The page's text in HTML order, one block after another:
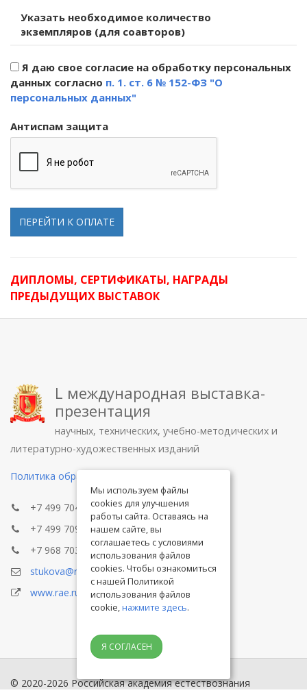
Указать необходимое количество
экземпляров (для соавторов)
Я даю свое согласие на обработку персональных
данных согласно п. 1. ст. 6 № 152-ФЗ "О
персональных данных"
Антиспам защита
ПЕРЕЙТИ К ОПЛАТЕ
ДИПЛОМЫ, СЕРТИФИКАТЫ, НАГРАДЫ
ПРЕДЫДУЩИХ ВЫСТАВОК
L международная выставка-
презентация
научных, технических, учебно-методических и
литературно-художественных изданий
Политика обработки персональных данных
+7 499 704-1341
+7 499 709-8104
+7 968 703-8433
stukova@rae.ru
www.rae.ru
© 2020-2026 Российская академия естествознания
Мы используем файлы
cookies для улучшения
работы сайта. Оставаясь на
нашем сайте, вы
соглашаетесь с условиями
использования файлов
cookies. Чтобы ознакомиться
с нашей Политикой
использования файлов
cookie,нажмите здесь.
Я СОГЛАСЕН